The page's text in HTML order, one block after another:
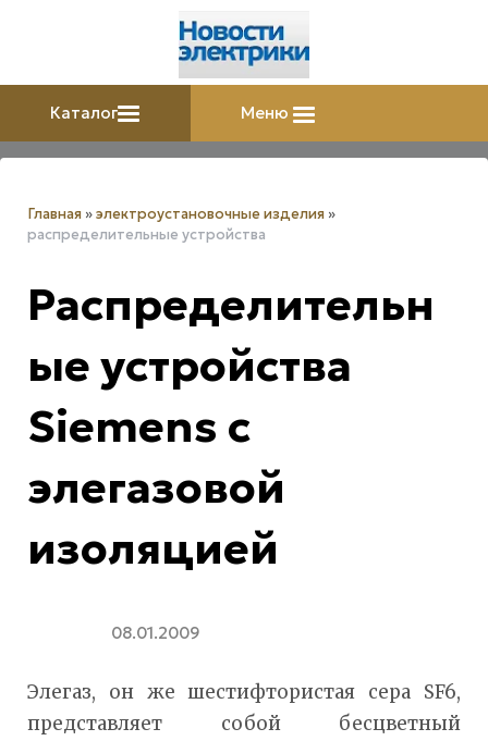
Каталог Меню
Главная »электроустановочные изделия »
распределительные устройства
Распределительн
ые устройства
Siemens с
элегазовой
изоляцией
08.01.2009
Элегаз, он же шестифтористая сера SF6,
представляет собой бесцветный